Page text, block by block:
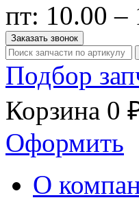
пт: 10.00 –
Заказать звонок
Подбор
Корзина 0
Оформить
О